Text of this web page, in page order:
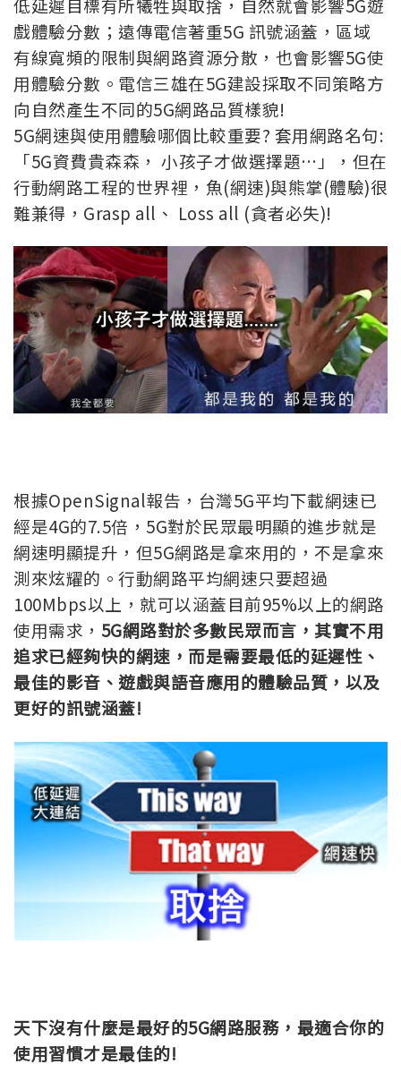
戲體驗分數；遠傳電信著重5G 訊號涵蓋，區域
有線寬頻的限制與網路資源分散，也會影響5G使
用體驗分數。電信三雄在5G建設採取不同策略方
向自然產生不同的5G網路品質樣貌!
5G網速與使用體驗哪個比較重要? 套用網路名句:
「5G資費貴森森， 小孩子才做選擇題…」，但在
行動網路工程的世界裡，魚(網速)與熊掌(體驗)很
難兼得，Grasp all、 Loss all (貪者必失)!
根據OpenSignal報告，台灣5G平均下載網速已
經是4G的7.5倍，5G對於民眾最明顯的進步就是
網速明顯提升，但5G網路是拿來用的，不是拿來
測來炫耀的。行動網路平均網速只要超過
100Mbps以上，就可以涵蓋目前95%以上的網路
使用需求， 5G網路對於多數民眾而言，其實不用
追求已經夠快的網速，而是需要最低的延遲性、
最佳的影音、遊戲與語音應用的體驗品質，以及
更好的訊號涵蓋!
天下沒有什麼是最好的5G網路服務，最適合你的
使用習慣才是最佳的!